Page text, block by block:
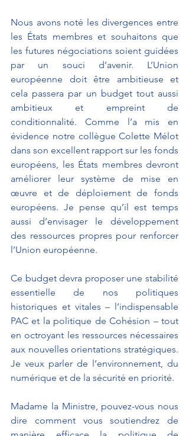
Nous avons noté les divergences entre
les États membres et souhaitons que
les futures négociations soient guidées
par un souci d’avenir. L’Union
européenne doit être ambitieuse et
cela passera par un budget tout aussi
ambitieux et empreint de
conditionnalité. Comme l’a mis en
évidence notre collègue Colette Mélot
dans son excellent rapport sur les fonds
européens, les États membres devront
améliorer leur système de mise en
œuvre et de déploiement de fonds
européens. Je pense qu’il est temps
aussi d’envisager le développement
des ressources propres pour renforcer
l’Union européenne.
Ce budget devra proposer une stabilité
essentielle de nos politiques
historiques et vitales – l’indispensable
PAC et la politique de Cohésion – tout
en octroyant les ressources nécessaires
aux nouvelles orientations stratégiques.
Je veux parler de l’environnement, du
numérique et de la sécurité en priorité.
Madame la Ministre, pouvez-vous nous
dire comment vous soutiendrez de